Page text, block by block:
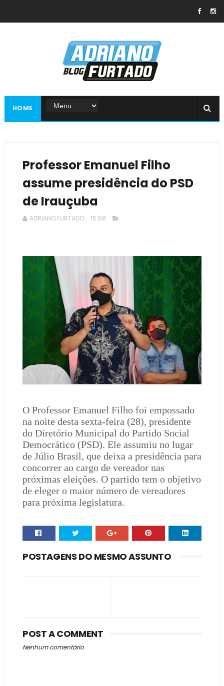
HOME
Professor Emanuel Filho
assume presidência do PSD
de Irauçuba
ADRIANO FURTADO 15:58
O Professor Emanuel Filho foi empossado
na noite desta sexta-feira (28), presidente
do Diretório Municipal do Partido Social
Democrático (PSD). Ele assumiu no lugar
de Júlio Brasil, que deixa a presidência para
concorrer ao cargo de vereador nas
próximas eleições. O partido tem o objetivo
de eleger o maior número de vereadores
para próxima legislatura.
POSTAGENS DO MESMO ASSUNTO
POST A COMMENT
Nenhum comentário